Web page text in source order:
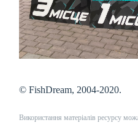
© FishDream, 2004-2020.
Використання матеріалів ресурсу